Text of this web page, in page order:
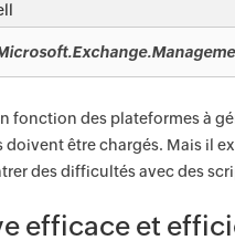
fonction des plateformes à
être chargés. Mais il
des difficultés avec des
efficace et